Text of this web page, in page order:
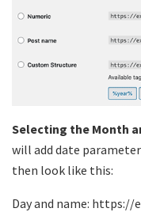
Selecting the Month
will add date
then look like this:
Day and name: